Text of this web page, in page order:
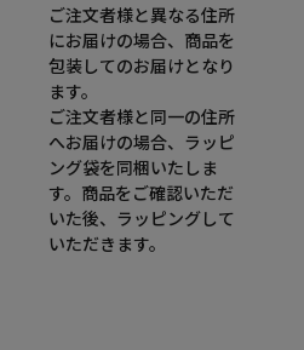
ご注文者様と異なる住所
にお届けの場合、商品を
包装してのお届けとなり
ます。
ご注文者様と同一の住所
へお届けの場合、ラッピ
ング袋を同梱いたしま
す。商品をご確認いただ
いた後、ラッピングして
いただきます。